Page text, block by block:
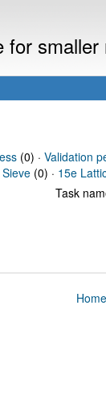
(0) · Validation
(0) · 15e
Task
Home